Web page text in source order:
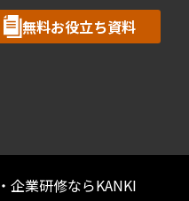
無料お役立ち資料
業研修ならKANKI